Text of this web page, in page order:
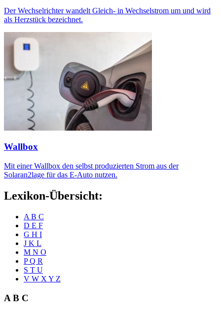
Der Wechselrichter wandelt Gleich- in Wechselstrom um und wird
als Herzstück bezeichnet.
Wallbox
Mit einer Wallbox den selbst produzierten Strom aus der
Solaran2lage für das E-Auto nutzen.
Lexikon-Übersicht:
A B C
D E F
G H I
J K L
M N O
P Q R
S T U
V W X Y Z
A B C